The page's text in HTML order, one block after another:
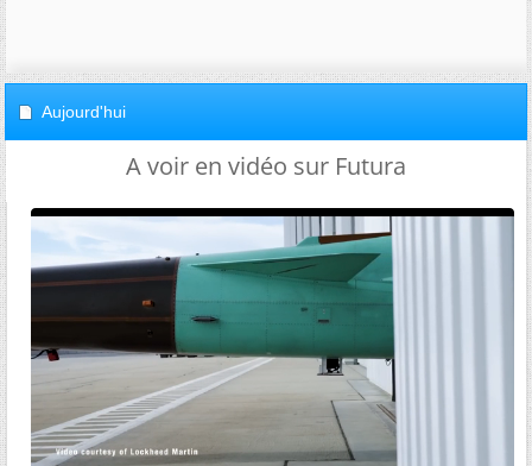
Aujourd'hui
A voir en vidéo sur Futura